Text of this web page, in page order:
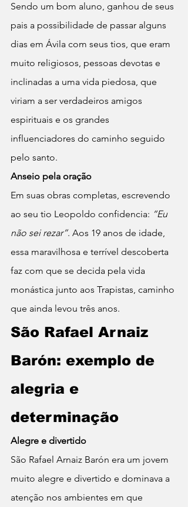
Sendo um bom aluno, ganhou de seus
pais a possibilidade de passar alguns
dias em Ávila com seus tios, que eram
muito religiosos, pessoas devotas e
inclinadas a uma vida piedosa, que
viriam a ser verdadeiros amigos
espirituais e os grandes
influenciadores do caminho seguido
pelo santo.
Anseio pela oração
Em suas obras completas, escrevendo
ao seu tio Leopoldo confidencia: “Eu
não sei rezar”. Aos 19 anos de idade,
essa maravilhosa e terrível descoberta
faz com que se decida pela vida
monástica junto aos Trapistas, caminho
que ainda levou três anos.
São Rafael Arnaiz
Barón: exemplo de
alegria e
determinação
Alegre e divertido
São Rafael Arnaiz Barón era um jovem
muito alegre e divertido e dominava a
atenção nos ambientes em que